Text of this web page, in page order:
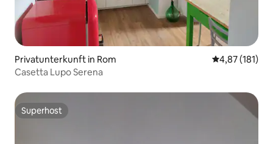
Privatunterkunft in Rom
4,87 (181)
Casetta Lupo Serena
Superhost
Superhost